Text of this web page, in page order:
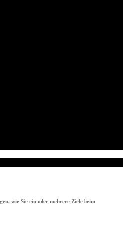
wie Sie ein oder mehrere Ziele beim